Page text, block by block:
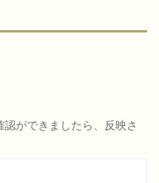
ができましたら、反映さ